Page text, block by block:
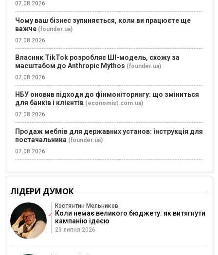
07.08.2026
Чому ваш бізнес зупиняється, коли ви працюєте ще
важче (founder.ua)
07.08.2026
Власник TikTok розробляє ШІ-модель, схожу за
масштабом до Anthropic Mythos (founder.ua)
07.08.2026
НБУ оновив підходи до фінмоніторингу: що зміниться
для банків і клієнтів (economist.com.ua)
07.08.2026
Продаж меблів для державних установ: інструкція для
постачальника (founder.ua)
07.08.2026
ЛІДЕРИ ДУМОК
Костянтин Мельников
Коли немає великого бюджету: як витягнути
кампанію ідеєю
23 липня 2026